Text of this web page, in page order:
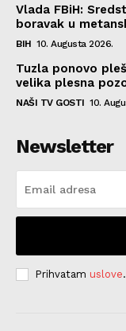
Vlada FBiH:
boravak u
BIH 10. Augusta 2026.
Tuzla ponovo
velika plesna
NAŠI TV GOSTI 10.
Newsletter
Prihvatam uslove.